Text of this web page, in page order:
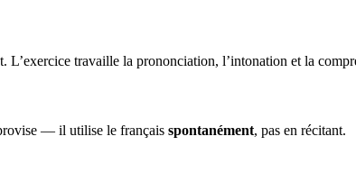
L’exercice travaille la prononciation, l’intonation et la
— il utilise le français spontanément, pas en récitant.